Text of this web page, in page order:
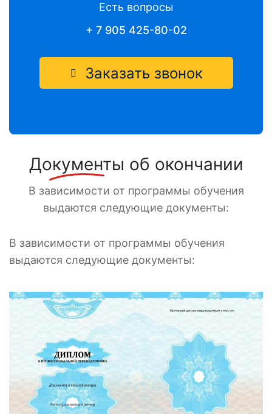
Есть вопросы
+ 7 905 425-80-02
Заказать звонок
Документы об окончании
В зависимости от программы обучения
выдаются следующие документы:
В зависимости от программы обучения
выдаются следующие документы: